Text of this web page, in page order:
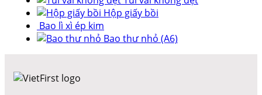
Hộp giấy bồi
Bao lì xì ép kim
Bao thư nhỏ (A6)